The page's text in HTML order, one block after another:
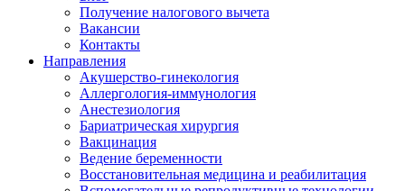
Получение налогового вычета
Вакансии
Контакты
Направления
Акушерство-гинекология
Аллергология-иммунология
Анестезиология
Бариатрическая хирургия
Вакцинация
Ведение беременности
Восстановительная медицина и реабилитация